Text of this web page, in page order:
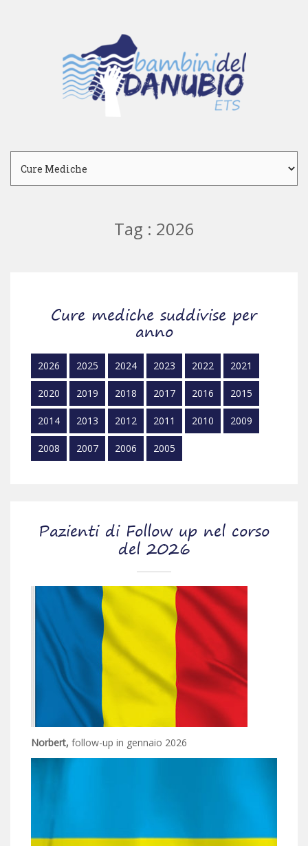
Tag : 2026
Cure mediche suddivise per
anno
2026 2025 2024 2023 2022 2021
2020 2019 2018 2017 2016 2015
2014 2013 2012 2011 2010 2009
2008 2007 2006 2005
Pazienti di Follow up nel corso
del 2026
Norbert, follow-up in gennaio 2026